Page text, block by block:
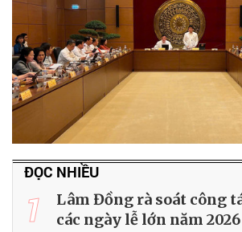
ĐỌC NHIỀU
1
Lâm Đồng rà soát công
các ngày lễ lớn năm 2026